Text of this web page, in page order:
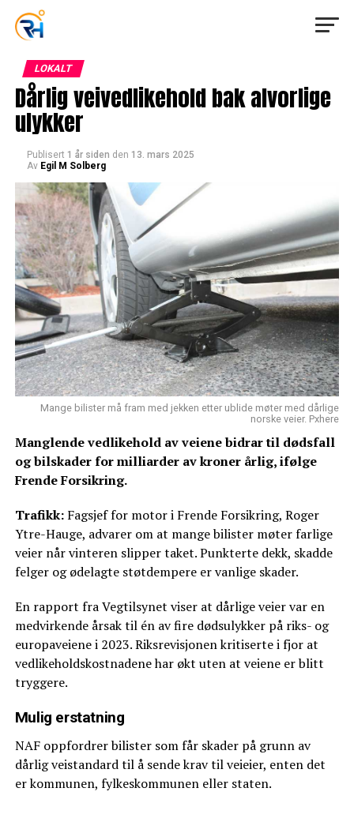
LOKALT
Dårlig veivedlikehold bak alvorlige
ulykker
Publisert 1 år siden den 13. mars 2025
Av Egil M Solberg
Mange bilister må fram med jekken etter ublide møter med dårlige
norske veier. Pxhere
Manglende vedlikehold av veiene bidrar til dødsfall
og bilskader for milliarder av kroner årlig, ifølge
Frende Forsikring.
Trafikk:Fagsjef for motor i Frende Forsikring, Roger
Ytre-Hauge, advarer om at mange bilister møter farlige
veier når vinteren slipper taket. Punkterte dekk, skadde
felger og ødelagte støtdempere er vanlige skader.
En rapport fra Vegtilsynet viser at dårlige veier var en
medvirkende årsak til én av fire dødsulykker på riks- og
europaveiene i 2023. Riksrevisjonen kritiserte i fjor at
vedlikeholdskostnadene har økt uten at veiene er blitt
tryggere.
Mulig erstatning
NAF oppfordrer bilister som får skader på grunn av
dårlig veistandard til å sende krav til veieier, enten det
er kommunen, fylkeskommunen eller staten.